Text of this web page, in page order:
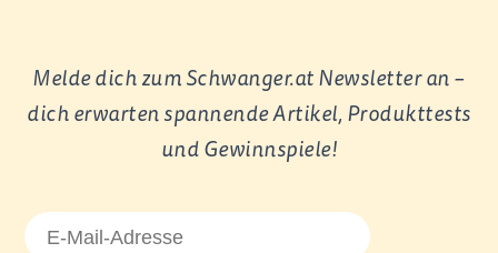
Melde dich zum Schwanger.at Newsletter an –
dich erwarten spannende Artikel, Produkttests
und Gewinnspiele!
E-